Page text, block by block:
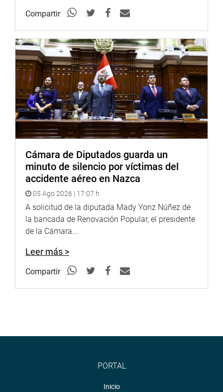
dictamen de insistencia recaído en las observaciones del
Poder Ejecutivo a la autógrafa de la ley que crea la
Universidad Nacional de Artes de Trujillo.
En la décimo octava sesión extraordinaria fue aprobado,
en forma unánime, el dictamen recaído en los proyectos
de ley 9317/2024-CR y 9610/2024-CR, que proponen la
creación de unidades ejecutoras en las regiones policiales
para Escuelas de Formación Policial de la Policía
Nacional del Perú.
Por mayoría, con 17 votos a favor y cuatro abstenciones
6759/2023- CR, de autoría del congresista Eduardo
Enrique Castillo Rivas (FP), que propone la Ley de Riego
Tecnificado.
OFICINA DE COMUNICACIONES E IMAGEN
INSTITUCIONAL
Compartir
Cámara de Diputados guarda un
minuto de silencio por víctimas del
accidente aéreo en Nazca
05 Ago 2026 | 17:07 h
A solicitud de la diputada Mady Yonz Núñez de
la bancada de Renovación Popular, el presidente
de la Cámara...
Leer más >
Compartir
PORTAL
Inicio